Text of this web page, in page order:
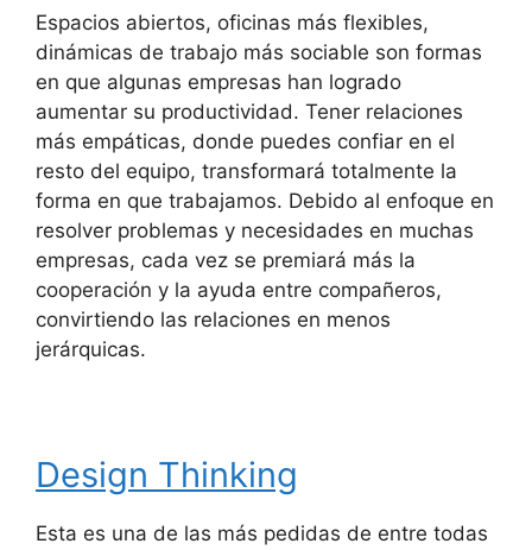
Espacios abiertos, oficinas más flexibles,
dinámicas de trabajo más sociable son formas
en que algunas empresas han logrado
aumentar su productividad. Tener relaciones
más empáticas, donde puedes confiar en el
resto del equipo, transformará totalmente la
forma en que trabajamos. Debido al enfoque en
resolver problemas y necesidades en muchas
empresas, cada vez se premiará más la
cooperación y la ayuda entre compañeros,
convirtiendo las relaciones en menos
jerárquicas.
Design Thinking
Esta es una de las más pedidas de entre todas